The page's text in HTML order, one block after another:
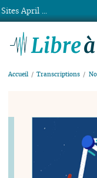
Accueil Transcriptions
Sites April ...